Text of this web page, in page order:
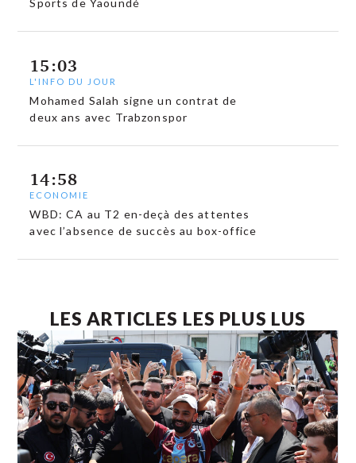
Sports de Yaoundé
15:03
L'INFO DU JOUR
Mohamed Salah signe un contrat de
deux ans avec Trabzonspor
14:58
ECONOMIE
WBD: CA au T2 en-deçà des attentes
avec l’absence de succès au box-office
LES ARTICLES LES PLUS LUS